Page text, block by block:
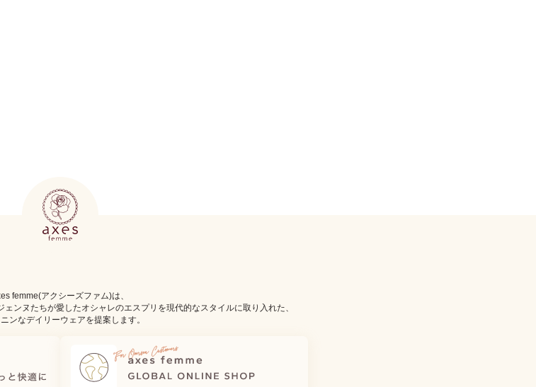
femme(アクシーズファム)は、
ンヌたちが愛したオシャレのエスプリを現代的なスタイルに取り入れた、
ンなデイリーウェアを提案します。